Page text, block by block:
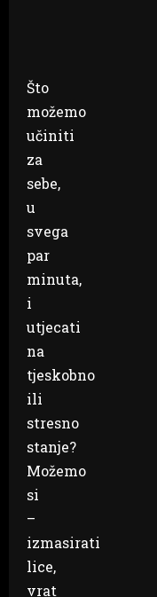
Što
možemo
učiniti
za
sebe,
u
svega
par
minuta,
i
utjecati
na
tjeskobno
ili
stresno
stanje?
Možemo
si
–
izmasirati
lice,
vrat